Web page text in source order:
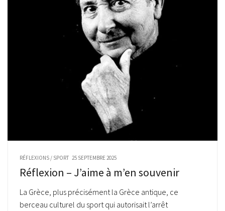
RÉFLEXIONS / SPORT 25 SEPTEMBRE 2025
Réflexion – J’aime à m’en souvenir
La Grèce, plus précisément la Grèce antique, ce
berceau culturel du sport qui autorisait l’arrêt